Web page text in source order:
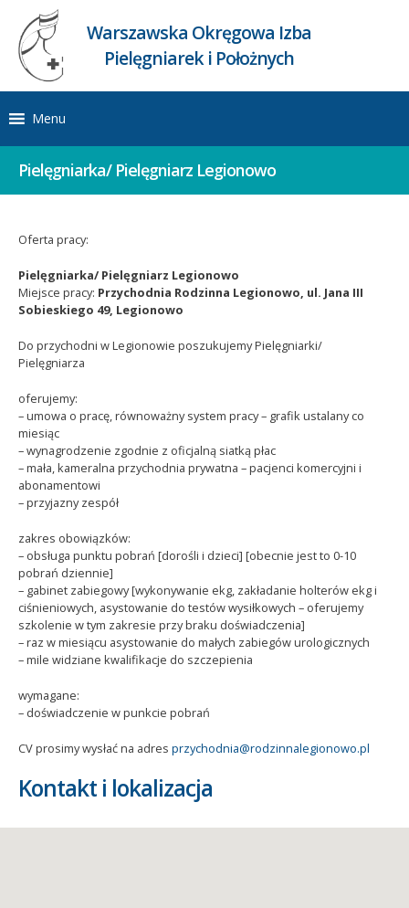
Warszawska Okręgowa Izba
Pielęgniarek i Położnych
Menu
Pielęgniarka/ Pielęgniarz Legionowo
Oferta pracy:
Pielęgniarka/ Pielęgniarz Legionowo
Miejsce pracy: Przychodnia Rodzinna Legionowo, ul. Jana III
Sobieskiego 49, Legionowo
Do przychodni w Legionowie poszukujemy Pielęgniarki/
Pielęgniarza
oferujemy:
– umowa o pracę, równoważny system pracy – grafik ustalany co
miesiąc
– wynagrodzenie zgodnie z oficjalną siatką płac
– mała, kameralna przychodnia prywatna – pacjenci komercyjni i
abonamentowi
– przyjazny zespół
zakres obowiązków:
– obsługa punktu pobrań [dorośli i dzieci] [obecnie jest to 0-10
pobrań dziennie]
– gabinet zabiegowy [wykonywanie ekg, zakładanie holterów ekg i
ciśnieniowych, asystowanie do testów wysiłkowych – oferujemy
szkolenie w tym zakresie przy braku doświadczenia]
– raz w miesiącu asystowanie do małych zabiegów urologicznych
– mile widziane kwalifikacje do szczepienia
wymagane:
– doświadczenie w punkcie pobrań
CV prosimy wysłać na adres przychodnia@rodzinnalegionowo.pl
Kontakt i lokalizacja